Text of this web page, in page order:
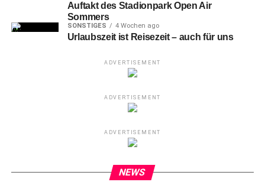
21-Travion Jamar Hollowell gegen 21- Maxime Boursiquot (N)
Sparkasse Nürnberg mit
großem Herz für den
Auftakt des Stadionpark Open Air
Sommers
SONSTIGES 4 Wochen ago
Urlaubszeit ist Reisezeit – auch für uns
ADVERTISEMENT
ADVERTISEMENT
ADVERTISEMENT
NEWS